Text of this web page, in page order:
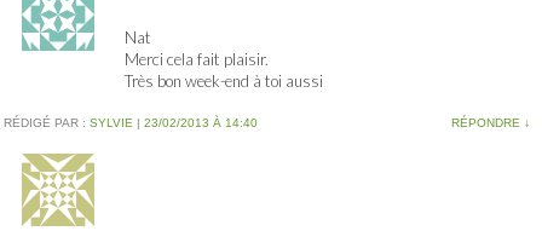
Nat
Merci cela fait plaisir.
Très bon week-end à toi aussi
RÉDIGÉ PAR : SYLVIE | 23/02/2013 À 14:40 RÉPONDRE ↓